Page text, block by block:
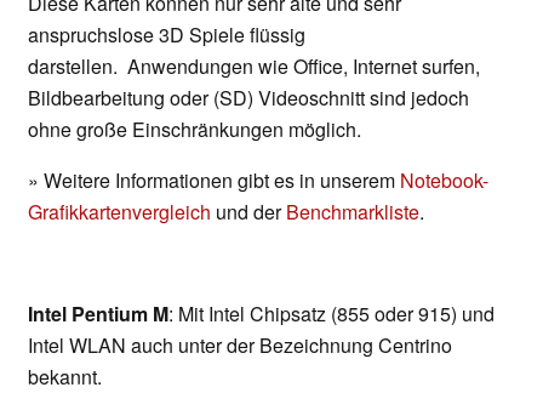
anspruchslose 3D Spiele flüssig
darstellen. Anwendungen wie Office, Internet surfen,
Bildbearbeitung oder (SD) Videoschnitt sind jedoch
ohne große Einschränkungen möglich.
» Weitere Informationen gibt es in unserem Notebook-
Grafikkartenvergleich und derBenchmarkliste.
Intel Pentium M: Mit Intel Chipsatz (855 oder 915) und
Intel WLAN auch unter der Bezeichnung Centrino
bekannt.